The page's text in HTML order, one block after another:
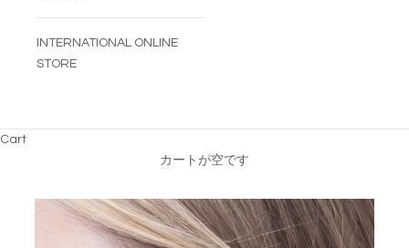
INTERNATIONAL ONLINE
STORE
Cart
カートが空です